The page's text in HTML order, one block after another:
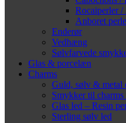
Rocaiperler /
Anboret
Enderør
Vedhæng
Sølvfarvede
Glas & porcelæn
Charms
Guld, sølv & metal
Smykker til charms
Glas led – Resin
Sterling sølv led